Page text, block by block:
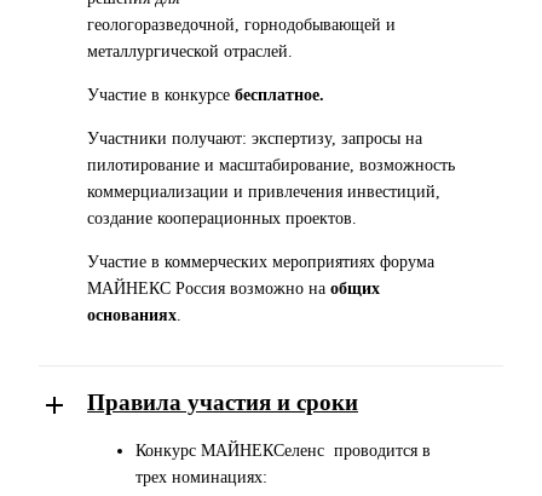
геологоразведочной, горнодобывающей и
металлургической отраслей.
Участие в конкурсе бесплатное.
Участники получают: экспертизу, запросы на
пилотирование и масштабирование, возможность
коммерциализации и привлечения инвестиций,
создание кооперационных проектов.
Участие в коммерческих мероприятиях форума
МАЙНЕКС Россия возможно на общих
основаниях
Правила участия и сроки
Конкурс МАЙНЕКСеленс проводится в
трех номинациях: